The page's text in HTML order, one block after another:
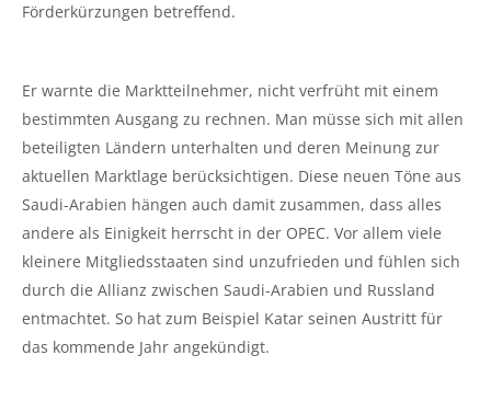
Förderkürzungen betreffend.
Er warnte die Marktteilnehmer, nicht verfrüht mit einem
bestimmten Ausgang zu rechnen. Man müsse sich mit allen
beteiligten Ländern unterhalten und deren Meinung zur
aktuellen Marktlage berücksichtigen. Diese neuen Töne aus
Saudi-Arabien hängen auch damit zusammen, dass alles
andere als Einigkeit herrscht in der OPEC. Vor allem viele
kleinere Mitgliedsstaaten sind unzufrieden und fühlen sich
durch die Allianz zwischen Saudi-Arabien und Russland
entmachtet. So hat zum Beispiel Katar seinen Austritt für
das kommende Jahr angekündigt.